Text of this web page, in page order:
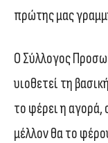
πρώτης μας
Ο Σύλλογος
υιοθετεί τη
το φέρει η αγορά,
μέλλον θα το